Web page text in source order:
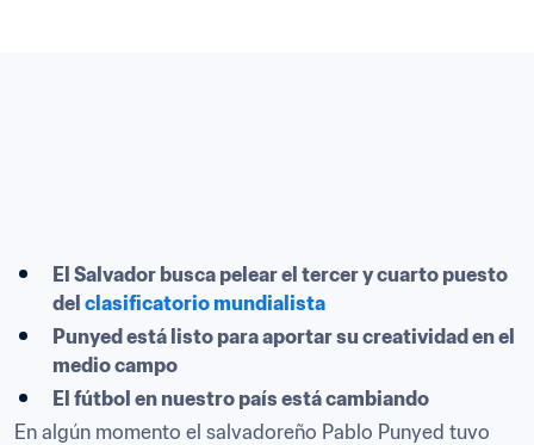
El Salvador busca pelear el tercer y cuarto puesto
del clasificatorio mundialista
Punyed está listo para aportar su creatividad en el
medio campo
El fútbol en nuestro país está cambiando
En algún momento el salvadoreño Pablo Punyed tuvo